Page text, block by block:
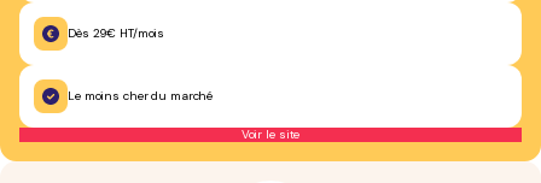
Dès 29€ HT/mois
Le moins cher du marché
Voir le site